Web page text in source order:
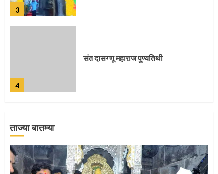
3
4
संत दासगणू महाराज पुण्यतिथी
5
ताज्या बातम्या